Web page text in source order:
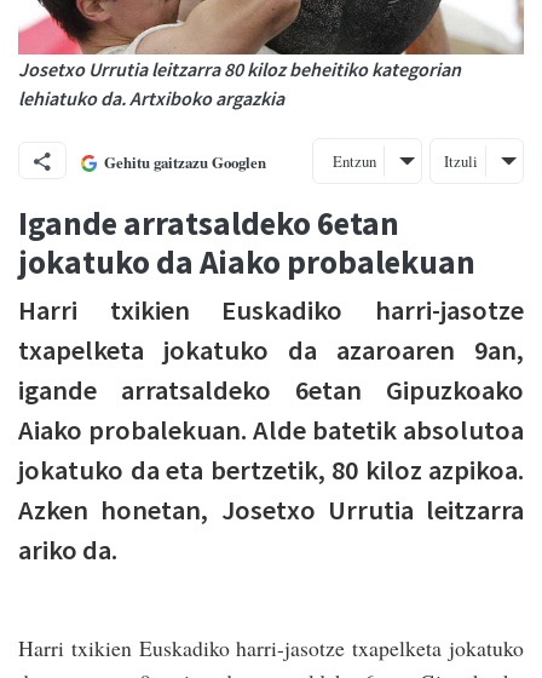
Josetxo Urrutia leitzarra 80 kiloz beheitiko kategorian
lehiatuko da. Artxiboko argazkia
Gehitu gaitzazu Googlen Entzun Itzuli
Igande arratsaldeko 6etan
jokatuko da Aiako probalekuan
Harri txikien Euskadiko harri-jasotze
txapelketa jokatuko da azaroaren 9an,
igande arratsaldeko 6etan Gipuzkoako
Aiako probalekuan. Alde batetik absolutoa
jokatuko da eta bertzetik, 80 kiloz azpikoa.
Azken honetan, Josetxo Urrutia leitzarra
ariko da.
Harri txikien Euskadiko harri-jasotze txapelketa jokatuko